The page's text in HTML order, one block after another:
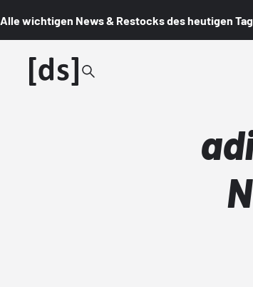
Alle wichtigen News & Restocks des heutigen